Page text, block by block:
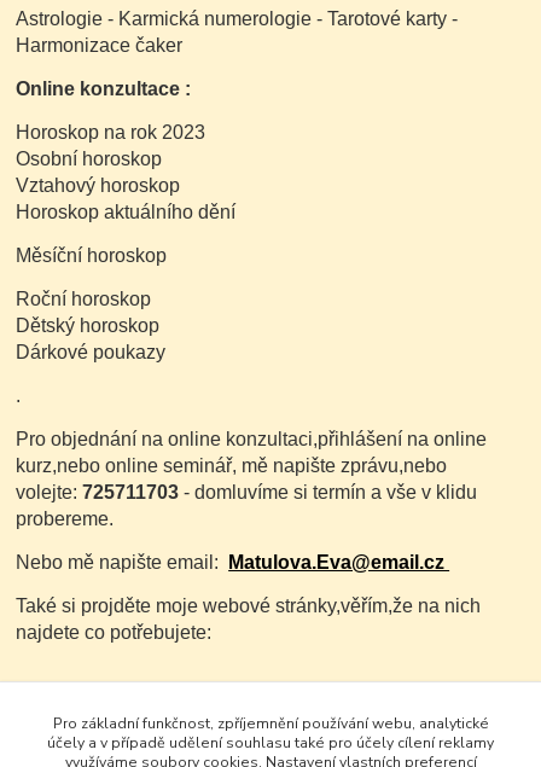
Astrologie - Karmická numerologie - Tarotové karty -
Harmonizace čaker
Online konzultace :
Horoskop na rok 2023
Osobní horoskop
Vztahový horoskop
Horoskop aktuálního dění
Měsíční horoskop
Roční horoskop
Dětský horoskop
Dárkové poukazy
.
Pro objednání na online konzultaci,přihlášení na online
kurz,nebo online seminář, mě napište zprávu,nebo
volejte: 725711703 - domluvíme si termín a vše v klidu
probereme.
Nebo mě napište email: Matulova.Eva@email.cz
Také si projděte moje webové stránky,věřím,že na nich
najdete co potřebujete:
www.evamatulova.cz
Pro základní funkčnost, zpříjemnění používání webu, analytické
účely a v případě udělení souhlasu také pro účely cílení reklamy
využíváme soubory cookies. Nastavení vlastních preferencí